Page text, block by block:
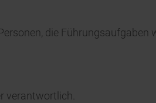
die Führungsaufgaben
verantwortlich.